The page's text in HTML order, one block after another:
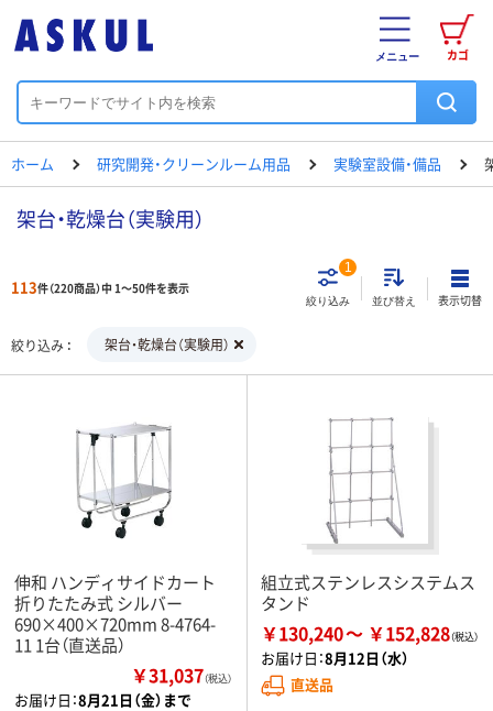
カゴ
メニュー
ホーム 研究開発・クリーンルーム用品 実験室設備・備品
架台・乾燥台（実験用）
113件（220商品）中 1～50件を表示
絞り込み
1
並び替え 表示切替
絞り込み 架台・乾燥台（実験用）
伸和 ハンディサイドカート
折りたたみ式 シルバー
690×400×720mm 8-4764-
11 1台（直送品）
￥31,037（税込）
お届け日：8月21日（金）まで
組立式ステンレスシステムス
タンド
￥130,240 ￥152,828
お届け日：8月12日（水）
直送品